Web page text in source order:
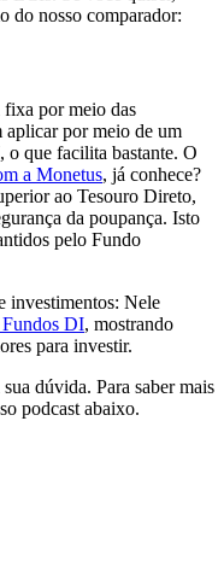
do nosso comparador:
fixa por meio das
aplicar por meio de um
o que facilita bastante. O
a Monetus, já conhece?
ao Tesouro Direto,
da poupança. Isto
pelo Fundo
investimentos: Nele
DI, mostrando
para investir.
dúvida. Para saber mais
podcast abaixo.